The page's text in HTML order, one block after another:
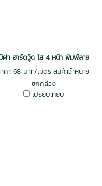
ฝาร่องวี อบ กันปลวก H3.2 เกรดพ
ฝา ฮาร์ดวู้ด ไส 4 หน้า พิมพ์ลาย อ
คา 68 บาท/เมตร สินค้าจำหน่าย
ยกกล่อง
เปรียบเทียบ